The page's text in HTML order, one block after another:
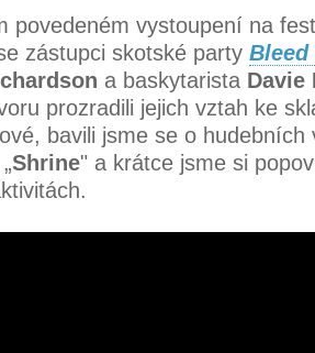
povedeném vystoupení na
zástupci skotské party
a baskytarista Davie
prozradili jejich vztah ke
bavili jsme se o hudebních
Shrine" a krátce jsme si